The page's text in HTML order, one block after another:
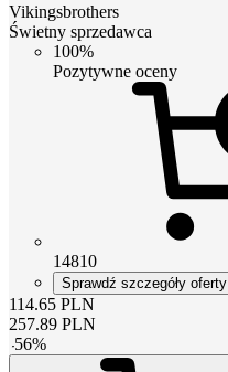
Vikingsbrothers
Świetny sprzedawca
100%
Pozytywne oceny
14810
Sprawdź szczegóły oferty
114.65 PLN
257.89 PLN
-56%